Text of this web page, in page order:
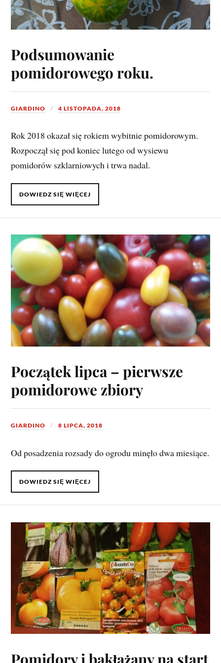
Podsumowanie
pomidorowego roku.
GIARDINO 4 LISTOPADA, 2018
Rok 2018 okazał się rokiem wybitnie pomidorowym.
Rozpoczął się pod koniec lutego od wysiewu
pomidorów szklarniowych i trwa nadal.
DOWIEDZ SIĘ WIĘCEJ
Początek lipca – pierwsze
pomidorowe zbiory
GIARDINO 8 LIPCA, 2018
Od posadzenia rozsady do ogrodu minęło dwa miesiące.
DOWIEDZ SIĘ WIĘCEJ
Pomidory i bakłażany na start